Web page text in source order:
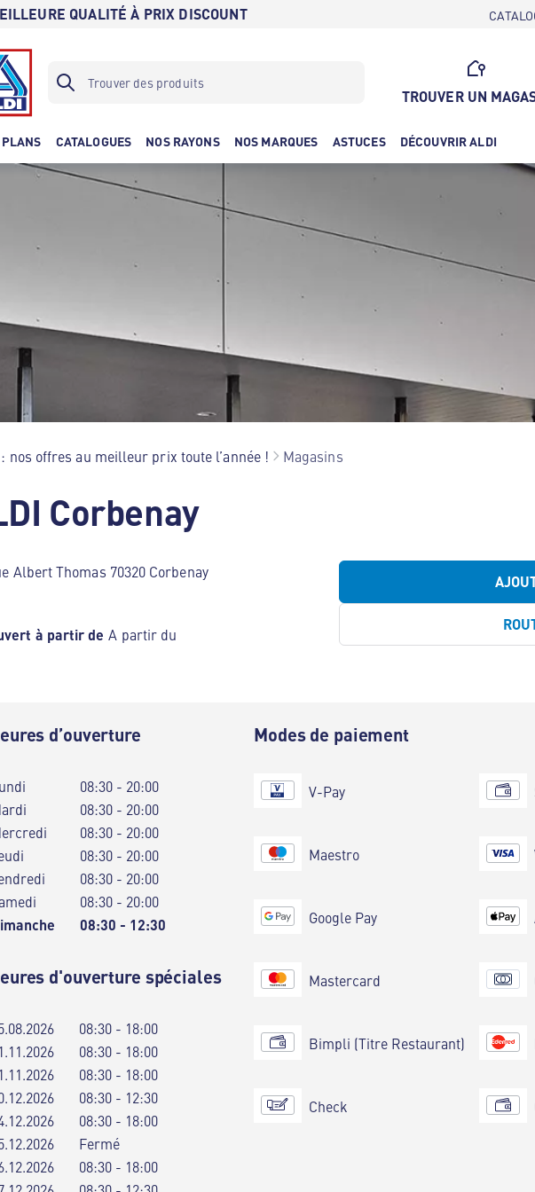
QUALITÉ À PRIX DISCOUNT
TROUVER UN
CATALOGUES NOS RAYONS NOS MARQUES ASTUCES DÉCOUVRIR ALDI
nos offres au meilleur prix toute l’année ! Magasins
Corbenay
Albert Thomas 70320 Corbenay
à partir de A partir du
d’ouverture
08:30 - 20:00
08:30 - 20:00
08:30 - 20:00
08:30 - 20:00
08:30 - 20:00
08:30 - 20:00
08:30 - 12:30
d'ouverture spéciales
08:30 - 18:00
08:30 - 18:00
08:30 - 18:00
08:30 - 12:30
08:30 - 18:00
Fermé
08:30 - 18:00
Modes de paiement
V-Pay
Maestro
Google Pay
Mastercard
Bimpli (Titre Restaurant)
Check